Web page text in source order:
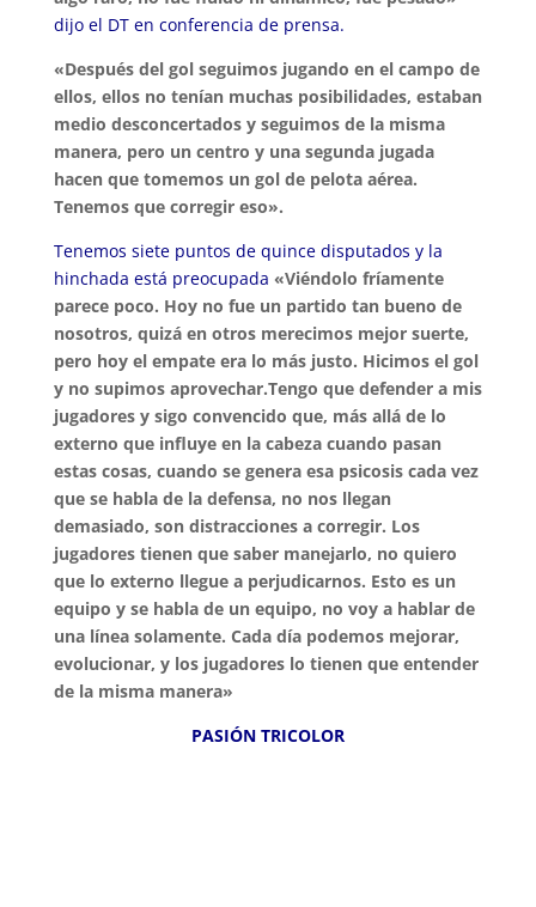
dijo el DT en conferencia de prensa.
«Después del gol seguimos jugando en el campo de
ellos, ellos no tenían muchas posibilidades, estaban
medio desconcertados y seguimos de la misma
manera, pero un centro y una segunda jugada
hacen que tomemos un gol de pelota aérea.
Tenemos que corregir eso».
Tenemos siete puntos de quince disputados y la
hinchada está preocupada «Viéndolo fríamente
parece poco. Hoy no fue un partido tan bueno de
nosotros, quizá en otros merecimos mejor suerte,
pero hoy el empate era lo más justo. Hicimos el gol
y no supimos aprovechar.Tengo que defender a mis
jugadores y sigo convencido que, más allá de lo
externo que influye en la cabeza cuando pasan
estas cosas, cuando se genera esa psicosis cada vez
que se habla de la defensa, no nos llegan
demasiado, son distracciones a corregir. Los
jugadores tienen que saber manejarlo, no quiero
que lo externo llegue a perjudicarnos. Esto es un
equipo y se habla de un equipo, no voy a hablar de
una línea solamente. Cada día podemos mejorar,
evolucionar, y los jugadores lo tienen que entender
de la misma manera»
PASIÓN TRICOLOR